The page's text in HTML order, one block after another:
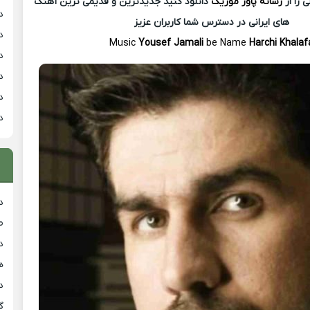
های ایرانی در دسترس شما کاربران عزیز
Music Yousef Jamalibe Name Harchi